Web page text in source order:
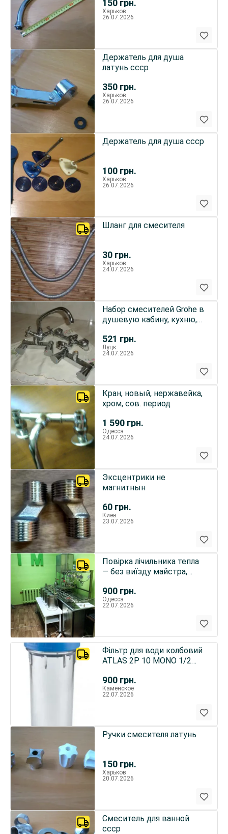
150 грн.
Харьков
26.07.2026
350 грн.
Держатель для душа
латунь ссср
Харьков
26.07.2026
100 грн.
Держатель для душа ссср
Харьков
26.07.2026
30 грн.
Шланг для смесителя
Харьков
24.07.2026
521 грн.
Набор смесителей Grohe в
душевую кабину, кухню,
Луцк
24.07.2026
1 590 грн.
Кран, новый, нержавейка,
хром, сов. период
Одесса
24.07.2026
60 грн.
Эксцентрики не
магнитнын
Киев
23.07.2026
900 грн.
Повірка лічильника тепла
— без виїзду майстра,
Одесса
22.07.2026
900 грн.
Фільтр для води колбовий
ATLAS 2P 10 MONO 1/2
Каменское
22.07.2026
150 грн.
Ручки смесителя латунь
Харьков
20.07.2026
Смеситель для ванной
ссср